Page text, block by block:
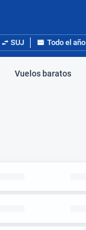
SUJ Todo el año
Vuelos baratos